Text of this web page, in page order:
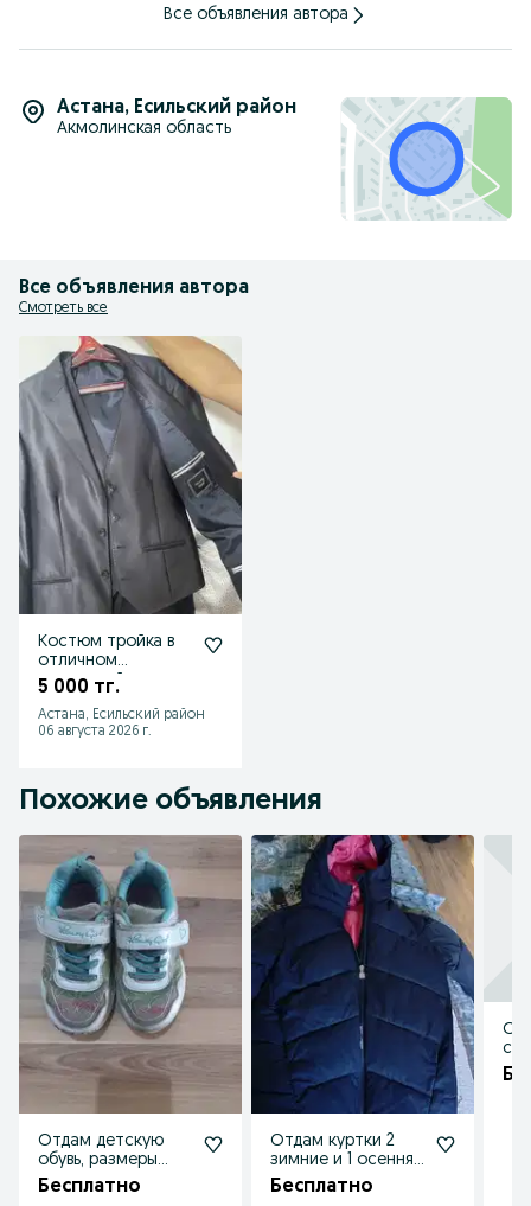
Все объявления автора
Астана, Есильский район
Акмолинская область
Все объявления автора
Смотреть все
Костюм тройка в
отличном
5 000 тг.
Астана, Есильский район
06 августа 2026 г.
Похожие объявления
Отдам детскую
обувь, размеры
разные
Бесплатно
Отдам куртки 2
зимние и 1 осенняя
для девочек
Бесплатно